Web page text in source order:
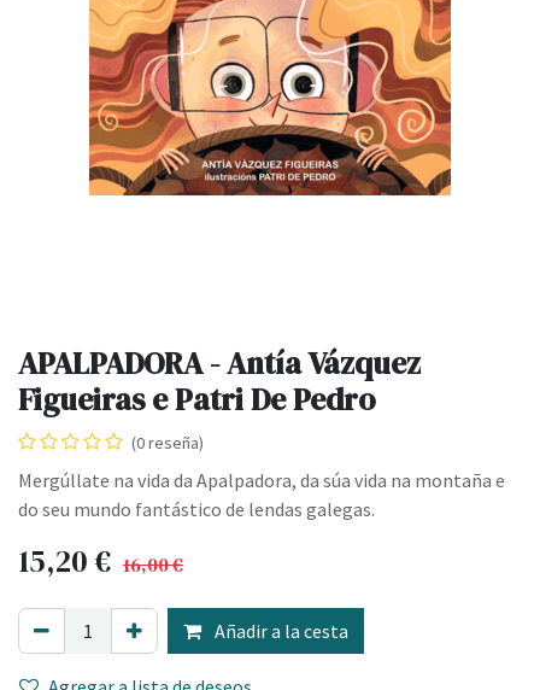
APALPADORA - Antía Vázquez
Figueiras e Patri De Pedro
(0 reseña)
Mergúllate na vida da Apalpadora, da súa vida na montaña e
do seu mundo fantástico de lendas galegas.
15,20€ 16,00€
Añadir a la cesta